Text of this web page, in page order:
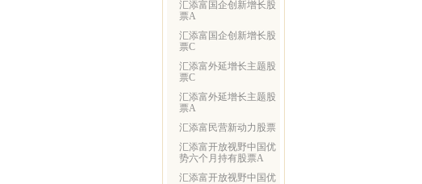
汇添富国企创新增长股
票A
汇添富国企创新增长股
票C
汇添富外延增长主题股
票C
汇添富外延增长主题股
票A
汇添富民营新动力股票
汇添富开放视野中国优
势六个月持有股票A
汇添富开放视野中国优